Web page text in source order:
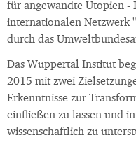
für angewandte Utopien -
internationalen Netzwerk
durch das
Das Wuppertal Institut
2015 mit zwei
Erkenntnisse zur
einfließen zu lassen und
wissenschaftlich zu